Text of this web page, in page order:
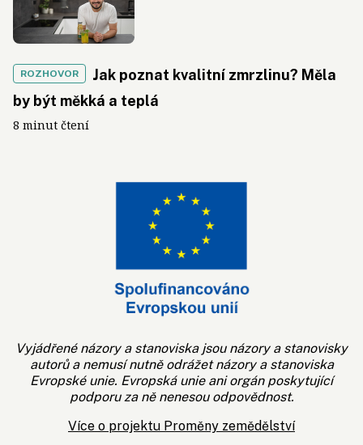
ROZHOVOR
Jak poznat kvalitní zmrzlinu? Měla
by být měkká a teplá
8 minut čtení
Vyjádřené názory a stanoviska jsou názory a stanovisky
autorů a nemusí nutně odrážet názory a stanoviska
Evropské unie. Evropská unie ani orgán poskytující
podporu za ně nenesou odpovědnost.
Více o projektu Proměny zemědělství